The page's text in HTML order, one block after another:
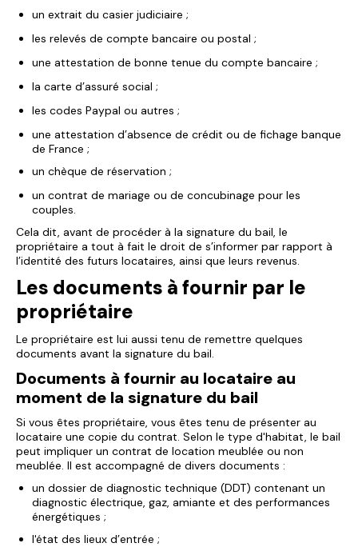
un extrait du casier judiciaire ;
les relevés de compte bancaire ou postal ;
une attestation de bonne tenue du compte bancaire ;
la carte d’assuré social ;
les codes Paypal ou autres ;
une attestation d’absence de crédit ou de fichage banque
de France ;
un chèque de réservation ;
un contrat de mariage ou de concubinage pour les
couples.
Cela dit, avant de procéder à la signature du bail, le
propriétaire a tout à fait le droit de s’informer par rapport à
l’identité des futurs locataires, ainsi que leurs revenus.
Les documents à fournir par le
propriétaire
Le propriétaire est lui aussi tenu de remettre quelques
documents avant la signature du bail.
Documents à fournir au locataire au
moment de la signature du bail
Si vous êtes propriétaire, vous êtes tenu de présenter au
locataire une copie du contrat. Selon le type d'habitat, le bail
peut impliquer un contrat de location meublée ou non
meublée. Il est accompagné de divers documents :
un dossier de diagnostic technique (DDT) contenant un
diagnostic électrique, gaz, amiante et des performances
énergétiques ;
l'état des lieux d’entrée ;